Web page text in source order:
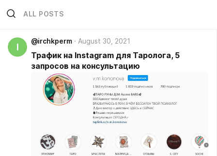
ALL POSTS
I
@irchkperm August 30, 2021
Трафик на Instagram для Таролога, 5
запросов на консультацию